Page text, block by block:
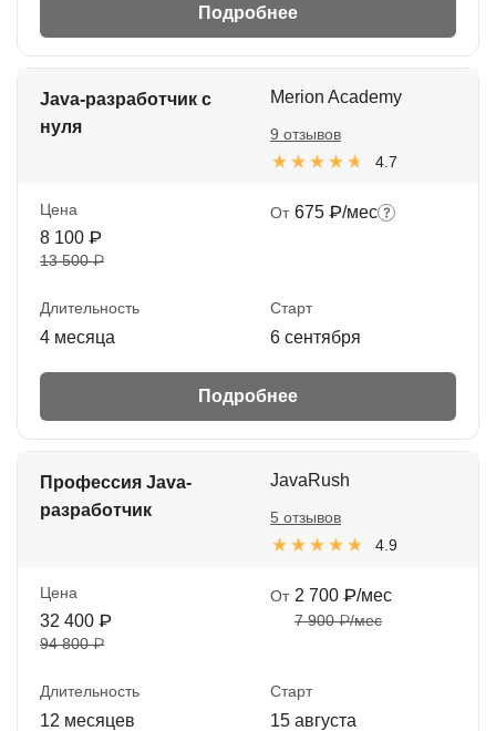
Подробнее
Java-разработчик с
нуля
Merion Academy
4.7
9 отзывов
Цена
8 100 ₽
13 500 ₽
От 675 ₽/мес
Длительность
4 месяца
Старт
6 сентября
Подробнее
Профессия Java-
разработчик
JavaRush
4.9
5 отзывов
Цена
32 400 ₽
94 800 ₽
От 2 700 ₽/мес
7 900 ₽/мес
Длительность
12 месяцев
Старт
15 августа